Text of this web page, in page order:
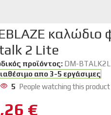
καλώδιο
2 Lite
προϊόντος: DM-
απο 3-5 εργάσιμες
5 People watching this
€